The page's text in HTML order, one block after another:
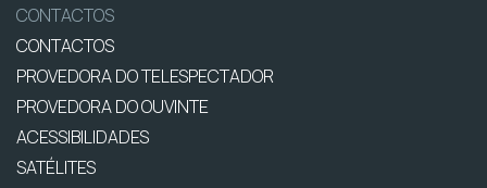
CONTACTOS
CONTACTOS
PROVEDORA DO TELESPECTADOR
PROVEDORA DO OUVINTE
ACESSIBILIDADES
SATÉLITES